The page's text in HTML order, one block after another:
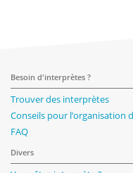
Besoin d'interprètes ?
Trouver des interprètes
Conseils pour l’organisation
FAQ
Divers